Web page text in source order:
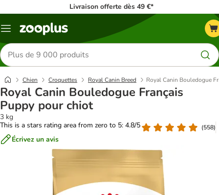
Livraison offerte dès 49 €*
Menu
Rechercher
des
produits
Chien Croquettes Royal Canin Breed Royal Canin Bouledogue
Royal Canin Bouledogue Français
Puppy pour chiot
3 kg
This is a stars rating area from zero to 5: 4.8/5
(558)
Écrivez un avis